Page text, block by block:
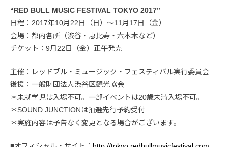
“RED BULL MUSIC FESTIVAL TOKYO 2017”
日程：2017年10月22日（日）〜11月17日（金）
会場：都内各所（渋谷・恵比寿・六本木など）
チケット：9月22日（金）正午発売
主催：レッドブル・ミュージック・フェスティバル実行委員会
後援：一般財団法人渋谷区観光協会
＊未就学児は入場不可。一部イベントは20歳未満入場不可。
＊SOUND JUNCTIONは抽選先行予約受付
＊実施内容は予告なく変更となる場合がございます。